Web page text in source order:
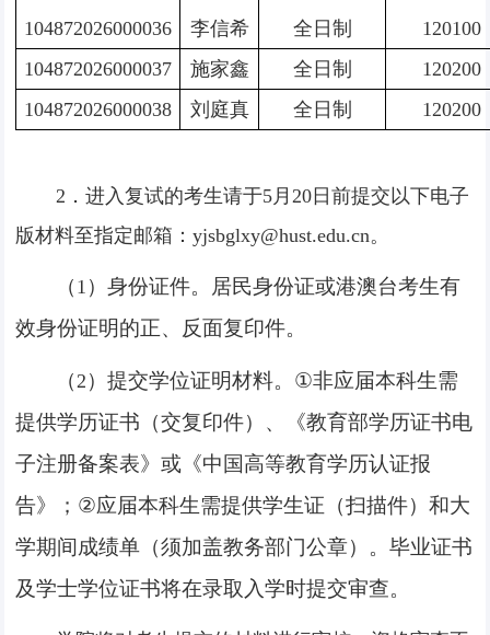
104872026000036 李信希 全日制
120100
104872026000037
施家鑫 全日制
120200
104872026000038
刘庭真 全日制 120200
2 ．进入复试的考生请于5月20 日前提交以下电子
版材料至指定邮箱：yjsbglxy@hust.edu.cn。
（ 1 ）身份证件。居民身份证或港澳台考生有
效身份证明的正、反面复印件。
（2 ）提交学位证明材料。 ①非应届本科生需
提供学历证书（交复印件）、《教育部学历证书电
子注册备案表》或《中国高等教育学历认证报
告》； ②应届本科生需提供学生证（扫描件）和大
学期间成绩单（须加盖教务部门公章）。毕业证书
及学士学位证书将在录取入学时提交审查。